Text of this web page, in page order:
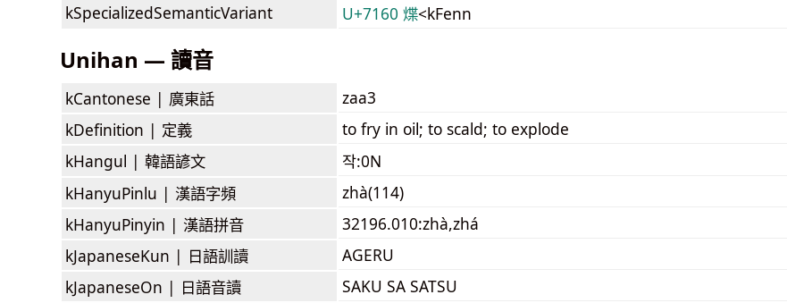
kSpecializedSemanticVariant
U+7160 煠<kFenn
Unihan — 讀音
kCantonese | 廣東話
zaa3
kDefinition | 定義
to fry in oil; to scald; to explode
kHangul | 韓語諺文
작:0N
kHanyuPinlu | 漢語字頻
zhà(114)
kHanyuPinyin | 漢語拼音
32196.010:zhà,zhá
kJapaneseKun | 日語訓讀
AGERU
kJapaneseOn | 日語音讀
SAKU SA SATSU